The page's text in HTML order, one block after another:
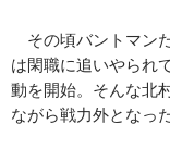
その頃バントマン
は閑職に追いやられ
動を開始。そんな北
ながら戦力外となっ